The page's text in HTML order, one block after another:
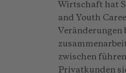
Wirtschaft hat
and Youth
Veränderungen
zwischen
Privatkunden